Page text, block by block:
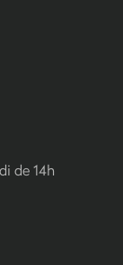
de 14h